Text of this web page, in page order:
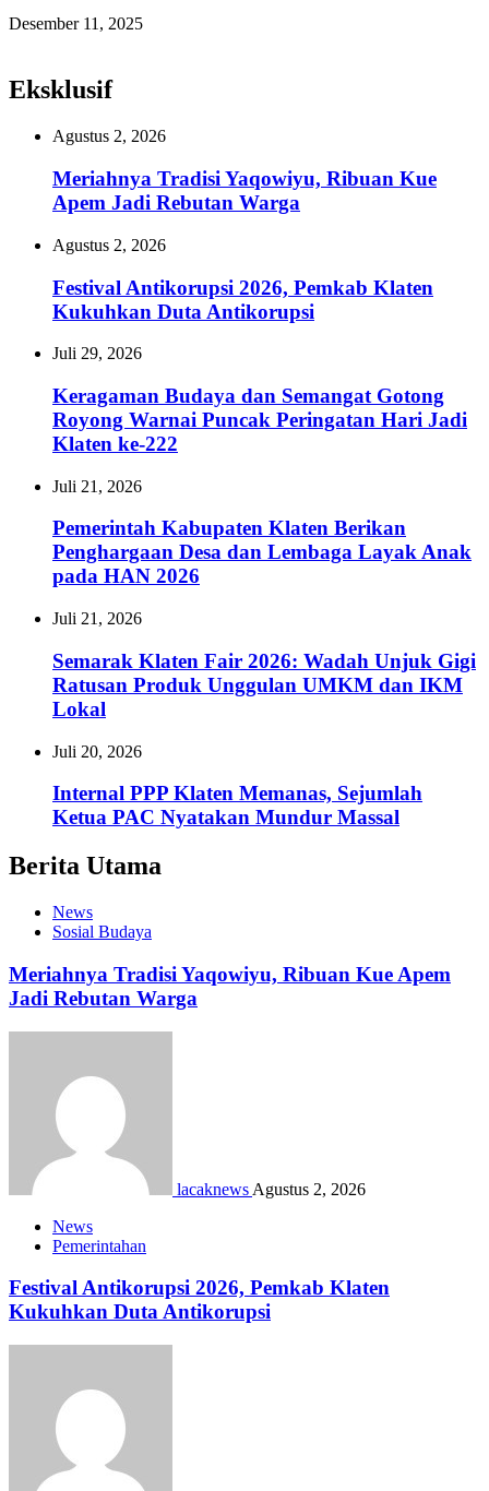
Desember 11, 2025
Eksklusif
Agustus 2, 2026
Meriahnya Tradisi Yaqowiyu, Ribuan Kue
Apem Jadi Rebutan Warga
Agustus 2, 2026
Festival Antikorupsi 2026, Pemkab Klaten
Kukuhkan Duta Antikorupsi
Juli 29, 2026
Keragaman Budaya dan Semangat Gotong
Royong Warnai Puncak Peringatan Hari Jadi
Klaten ke-222
Juli 21, 2026
Pemerintah Kabupaten Klaten Berikan
Penghargaan Desa dan Lembaga Layak Anak
pada HAN 2026
Juli 21, 2026
Semarak Klaten Fair 2026: Wadah Unjuk Gigi
Ratusan Produk Unggulan UMKM dan IKM
Lokal
Juli 20, 2026
Internal PPP Klaten Memanas, Sejumlah
Ketua PAC Nyatakan Mundur Massal
Berita Utama
News
Sosial Budaya
Meriahnya Tradisi Yaqowiyu, Ribuan Kue Apem
Jadi Rebutan Warga
lacaknews Agustus 2, 2026
News
Pemerintahan
Festival Antikorupsi 2026, Pemkab Klaten
Kukuhkan Duta Antikorupsi